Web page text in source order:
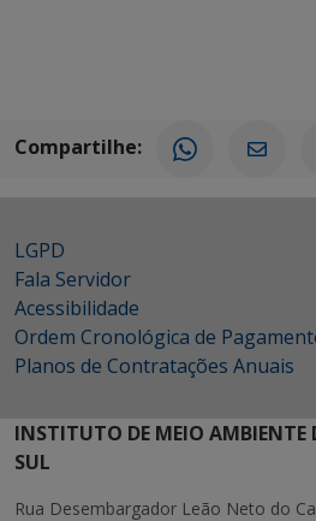
Compartilhe:
LGPD
Fala Servidor
Acessibilidade
Ordem Cronológica de
Planos de Contratações Anuais
INSTITUTO DE MEIO AMBIENTE
SUL
Rua Desembargador Leão Neto do